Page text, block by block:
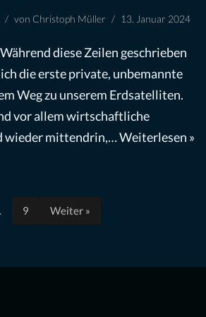
von Christoph Müller 13. Januar 2024
diese Zeilen geschrieben
die erste private, unbemannte
Weg zu unserem Erdsatelliten.
vor allem wirtschaftliche
wieder mittendrin,…Weiterlesen »
9 Weiter »